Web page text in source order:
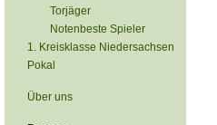
Torjäger
Notenbeste Spieler
1. Kreisklasse Niedersachsen
Pokal
Über uns